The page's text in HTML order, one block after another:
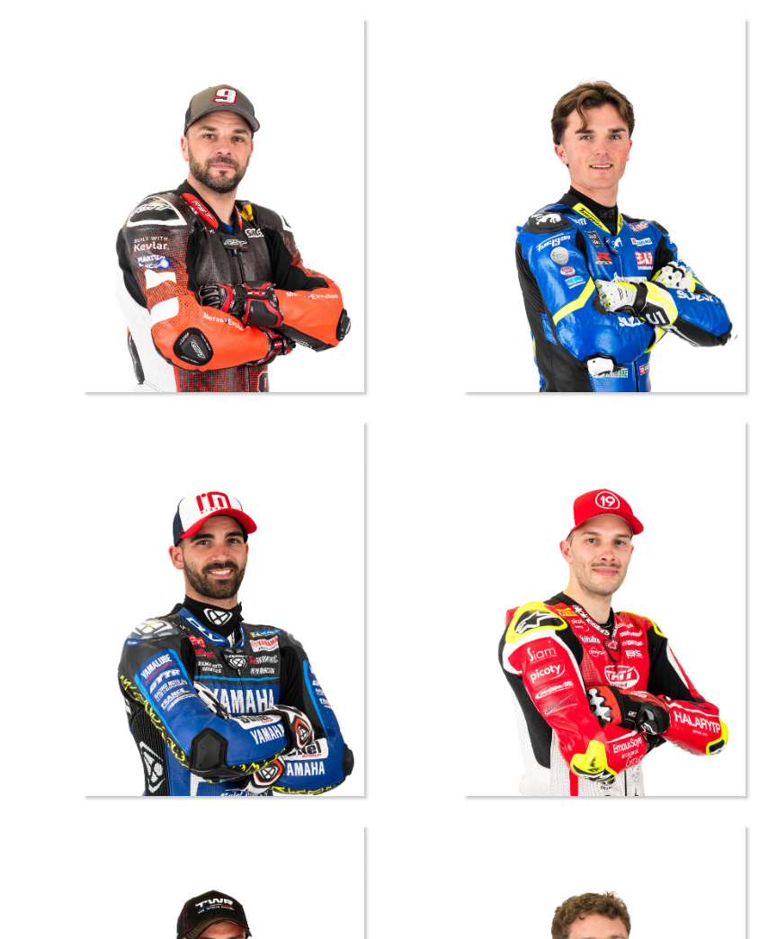
9 //
Ludovic
HAUSER
10 //
Romeo
MICHAUD
14 //
Enzo
DE LA
VEGA
19 //
Paul
DUFOUR